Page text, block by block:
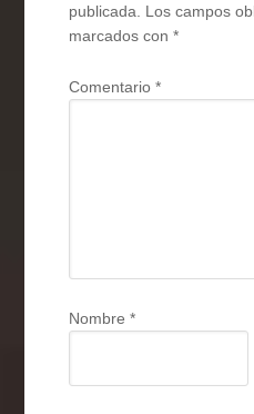
publicada.
Los campos
marcados con*
Comentario*
Nombre*